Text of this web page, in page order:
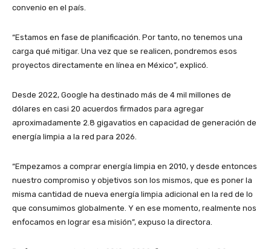
convenio en el país.
“Estamos en fase de planificación. Por tanto, no tenemos una
carga qué mitigar. Una vez que se realicen, pondremos esos
proyectos directamente en línea en México”, explicó.
Desde 2022, Google ha destinado más de 4 mil millones de
dólares en casi 20 acuerdos firmados para agregar
aproximadamente 2.8 gigavatios en capacidad de generación de
energía limpia a la red para 2026.
“Empezamos a comprar energía limpia en 2010, y desde entonces
nuestro compromiso y objetivos son los mismos, que es poner la
misma cantidad de nueva energía limpia adicional en la red de lo
que consumimos globalmente. Y en ese momento, realmente nos
enfocamos en lograr esa misión”, expuso la directora.